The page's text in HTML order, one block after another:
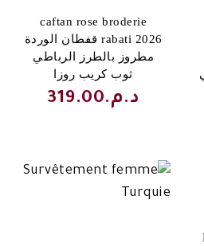
caftan rose broderie
rabati 2026 قفطان الوردة
مطروز بالطرز الرباطي
ثوب كريب روزا
د.م.319.00